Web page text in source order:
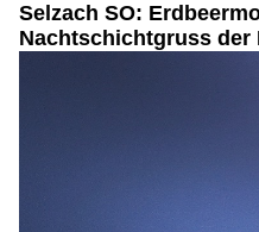
Selzach SO:
Nachtschichtgruss der